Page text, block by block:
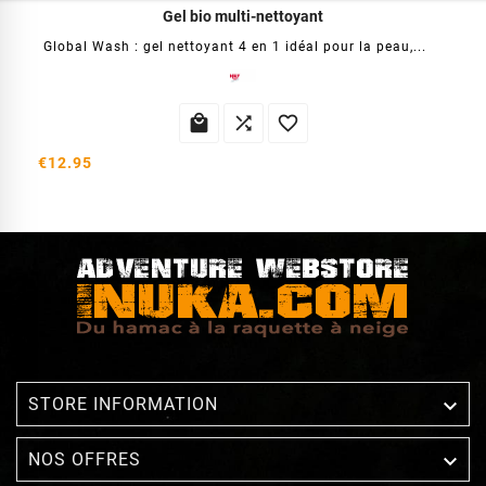
Gel bio multi-nettoyant
Global Wash : gel nettoyant 4 en 1 idéal pour la peau,...
  
€12.95
STORE INFORMATION 
NOS OFFRES 